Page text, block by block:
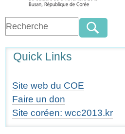
Quick Links
Site web du COE
Faire un don
Site coréen: wcc2013.kr